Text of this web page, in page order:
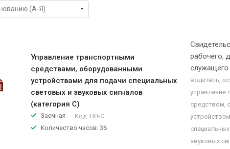
Управление транспортными
средствами, оборудованными
устройствами для подачи специальных
световых и звуковых сигналов
(категория C)
Заочная Код: ПО-С
Количество часов: 36
рабочего,
служащего
водитель,
управление
средством,
звуковых